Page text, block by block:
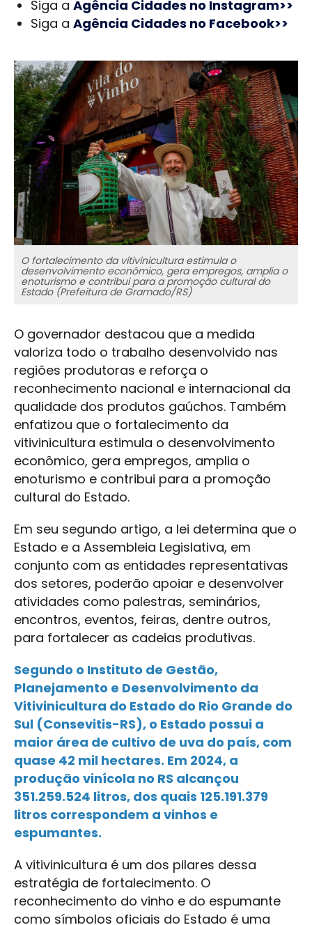
Siga a Agência Cidades no Instagram>>
Siga a Agência Cidades no Facebook>>
O fortalecimento da vitivinicultura estimula o
desenvolvimento econômico, gera empregos, amplia o
enoturismo e contribui para a promoção cultural do
Estado (Prefeitura de Gramado/RS)
O governador destacou que a medida
valoriza todo o trabalho desenvolvido nas
regiões produtoras e reforça o
reconhecimento nacional e internacional da
qualidade dos produtos gaúchos. Também
enfatizou que o fortalecimento da
vitivinicultura estimula o desenvolvimento
econômico, gera empregos, amplia o
enoturismo e contribui para a promoção
cultural do Estado.
Em seu segundo artigo, a lei determina que o
Estado e a Assembleia Legislativa, em
conjunto com as entidades representativas
dos setores, poderão apoiar e desenvolver
atividades como palestras, seminários,
encontros, eventos, feiras, dentre outros,
para fortalecer as cadeias produtivas.
Segundo o Instituto de Gestão,
Planejamento e Desenvolvimento da
Vitivinicultura do Estado do Rio Grande do
Sul (Consevitis-RS), o Estado possui a
maior área de cultivo de uva do país, com
quase 42 mil hectares. Em 2024, a
produção vinícola no RS alcançou
351.259.524 litros, dos quais 125.191.379
litros correspondem a vinhos e
espumantes.
A vitivinicultura é um dos pilares dessa
estratégia de fortalecimento. O
reconhecimento do vinho e do espumante
como símbolos oficiais do Estado é uma